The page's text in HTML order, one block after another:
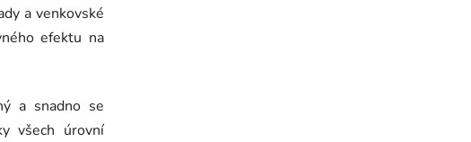
a venkovské
efektu na
a snadno se
všech úrovní